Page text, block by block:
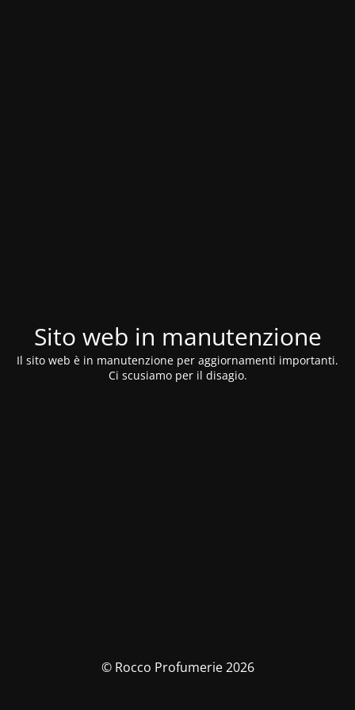
Sito web in manutenzione
Il sito web è in manutenzione per aggiornamenti importanti.
Ci scusiamo per il disagio.
© Rocco Profumerie 2026